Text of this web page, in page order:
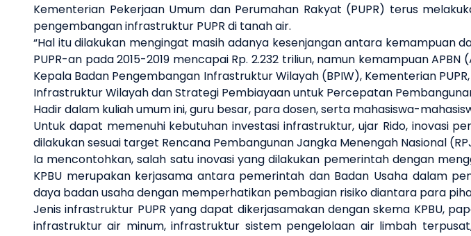
Kementerian Pekerjaan Umum dan Perumahan Rakyat (PUPR) terus
pengembangan infrastruktur PUPR di tanah air.
“Hal itu dilakukan mengingat masih adanya kesenjangan antara kemampuan
PUPR-an pada 2015-2019 mencapai Rp. 2.232 triliun, namun kemampuan
Kepala Badan Pengembangan Infrastruktur Wilayah (BPIW), Kementerian
Infrastruktur Wilayah dan Strategi Pembiayaan untuk Percepatan
Hadir dalam kuliah umum ini, guru besar, para dosen, serta mahasiswa-
Untuk dapat memenuhi kebutuhan investasi infrastruktur, ujar Rido, inovasi
dilakukan sesuai target Rencana Pembangunan Jangka Menengah Nasional
Ia mencontohkan, salah satu inovasi yang dilakukan pemerintah dengan
KPBU merupakan kerjasama antara pemerintah dan Badan Usaha dalam
daya badan usaha dengan memperhatikan pembagian risiko diantara para
Jenis infrastruktur PUPR yang dapat dikerjasamakan dengan skema KPBU,
infrastruktur air minum, infrastruktur sistem pengelolaan air limbah